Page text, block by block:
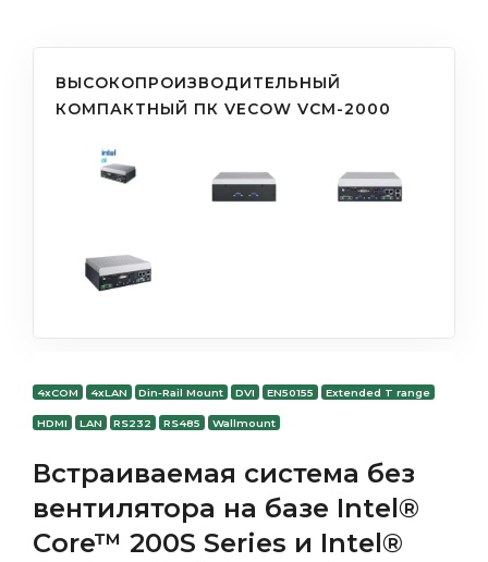
ВЫСОКОПРОИЗВОДИТЕЛЬНЫЙ
КОМПАКТНЫЙ ПК VECOW VCM-2000
4xCOM 4xLAN Din-Rail Mount DVI EN50155 Extended T range
HDMI LAN RS232 RS485 Wallmount
Встраиваемая система без
вентилятора на базе Intel®
Core™ 200S Series и Intel®